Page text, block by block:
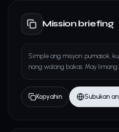
Mission briefing
Simple ang misyon: pumasok,
nang walang bakas. May limang
Kopyahin Subukan